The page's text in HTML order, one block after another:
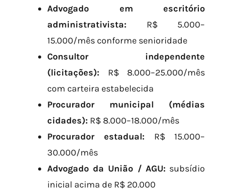
Advogado em escritório
administrativista: R$ 5.000–
15.000/mês conforme senioridade
Consultor independente
(licitações): R$ 8.000–25.000/mês
com carteira estabelecida
Procurador municipal (médias
cidades): R$ 8.000–18.000/mês
Procurador estadual: R$ 15.000–
30.000/mês
Advogado da União / AGU: subsídio
inicial acima de R$ 20.000